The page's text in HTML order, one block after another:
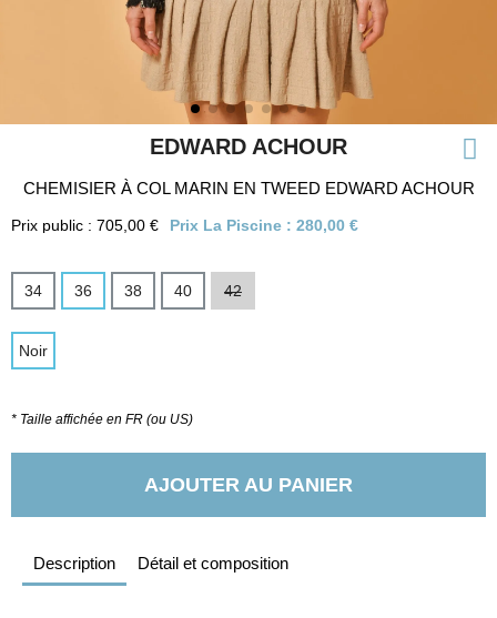
EDWARD ACHOUR
CHEMISIER À COL MARIN EN TWEED EDWARD ACHOUR
Prix public : 705,00 € Prix La Piscine : 280,00 €
34 36 38 40 42
Noir
* Taille affichée en FR (ou US)
AJOUTER AU PANIER
Description Détail et composition